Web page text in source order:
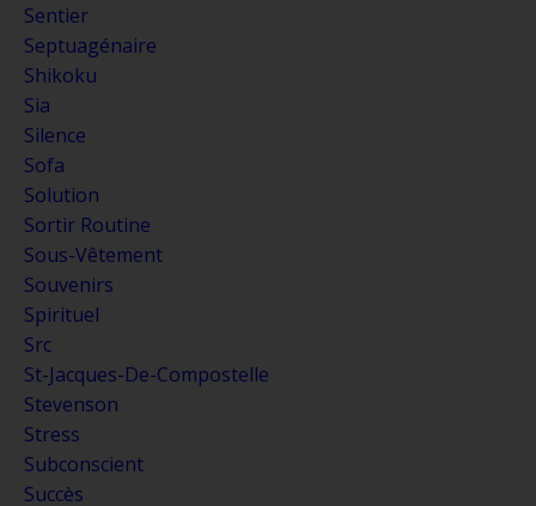
Sentier
Septuagénaire
Shikoku
Sia
Silence
Sofa
Solution
Sortir Routine
Sous-Vêtement
Souvenirs
Spirituel
Src
St-Jacques-De-Compostelle
Stevenson
Stress
Subconscient
Succès